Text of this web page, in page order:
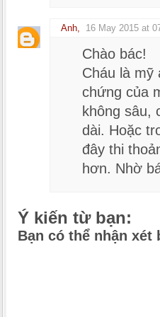
Anh, 16 May 2015 at
Chào bác!
Cháu là mỹ
chứng của
không sâu,
dài. Hoặc
đây thi
hơn. Nhờ
Ý kiến từ bạn:
Bạn có thể nhận xét